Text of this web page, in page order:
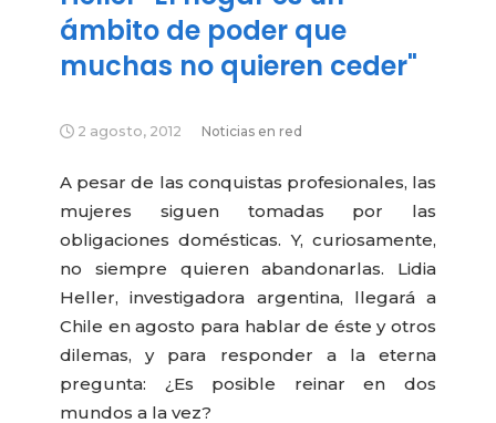
ámbito de poder que
muchas no quieren ceder"
2 agosto, 2012 Noticias en red
A pesar de las conquistas profesionales, las
mujeres siguen tomadas por las
obligaciones domésticas. Y, curiosamente,
no siempre quieren abandonarlas. Lidia
Heller, investigadora argentina, llegará a
Chile en agosto para hablar de éste y otros
dilemas, y para responder a la eterna
pregunta: ¿Es posible reinar en dos
mundos a la vez?